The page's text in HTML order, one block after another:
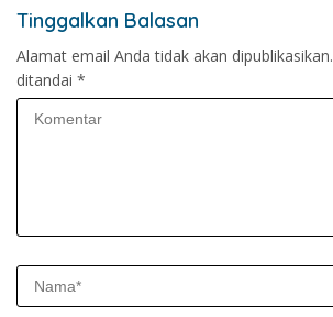
Tinggalkan Balasan
Alamat email Anda tidak akan dipublikasikan.
ditandai *